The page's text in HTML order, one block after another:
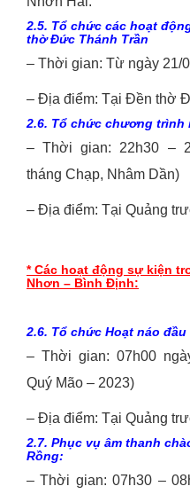
2.5. Tổ chức các hoạt
thờ Đức Thánh Trần
– Thời gian: Từ ngày 21/
– Địa điểm: Tại Đền thờ
2.6. Tổ chức chương trình
– Thời gian: 22h30 –
tháng Chạp, Nhâm Dần)
– Địa điểm: Tại Quảng
* Các hoạt động sự kiện
Nhơn – Bình Định:
2.6. Tổ chức Hoạt náo đầu
– Thời gian: 07h00
Quý Mão – 2023)
– Địa điểm: Tại Quảng
2.7. Phục vụ âm thanh
Rồng:
– Thời gian: 07h30 –